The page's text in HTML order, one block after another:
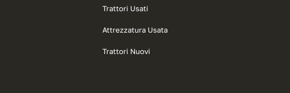
Trattori Usati
Attrezzatura Usata
Trattori Nuovi